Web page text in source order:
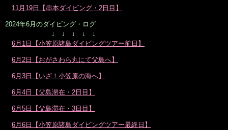
11月19日【串本ダイビング・2日目】
2024年6月のダイビング・ログ
↓ ↓ ↓ ↓ ↓
6月1日【小笠原諸島ダイビングツアー前日】
6月2日【おがさわら丸にて父島へ】
6月3日【いざ！小笠原の海へ】
6月4日【父島滞在・2日目】
6月5日【父島滞在・3日目】
6月6日【小笠原諸島ダイビングツアー最終日】